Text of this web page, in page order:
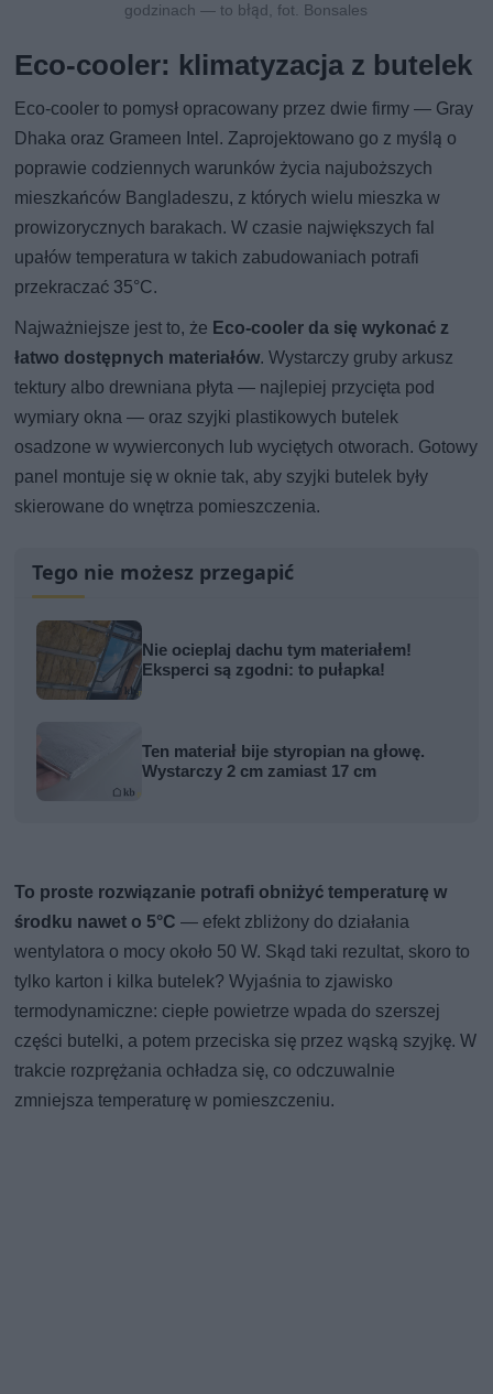
godzinach — to błąd, fot. Bonsales
Eco-cooler: klimatyzacja z butelek
Eco-cooler to pomysł opracowany przez dwie firmy — Gray
Dhaka oraz Grameen Intel. Zaprojektowano go z myślą o
poprawie codziennych warunków życia najuboższych
mieszkańców Bangladeszu, z których wielu mieszka w
prowizorycznych barakach. W czasie największych fal
upałów temperatura w takich zabudowaniach potrafi
przekraczać 35°C.
Najważniejsze jest to, że Eco-cooler da się wykonać z
łatwo dostępnych materiałów. Wystarczy gruby arkusz
tektury albo drewniana płyta — najlepiej przycięta pod
wymiary okna — oraz szyjki plastikowych butelek
osadzone w wywierconych lub wyciętych otworach. Gotowy
panel montuje się w oknie tak, aby szyjki butelek były
skierowane do wnętrza pomieszczenia.
Tego nie możesz przegapić
Nie ocieplaj dachu tym materiałem!
Eksperci są zgodni: to pułapka!
Ten materiał bije styropian na głowę.
Wystarczy 2 cm zamiast 17 cm
To proste rozwiązanie potrafi obniżyć temperaturę w
środku nawet o 5°C — efekt zbliżony do działania
wentylatora o mocy około 50 W. Skąd taki rezultat, skoro to
tylko karton i kilka butelek? Wyjaśnia to zjawisko
termodynamiczne: ciepłe powietrze wpada do szerszej
części butelki, a potem przeciska się przez wąską szyjkę. W
trakcie rozprężania ochładza się, co odczuwalnie
zmniejsza temperaturę w pomieszczeniu.